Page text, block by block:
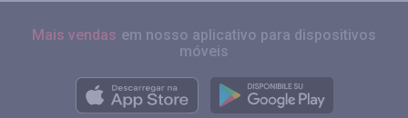
Mais vendas em nosso aplicativo para dispositivos
móveis